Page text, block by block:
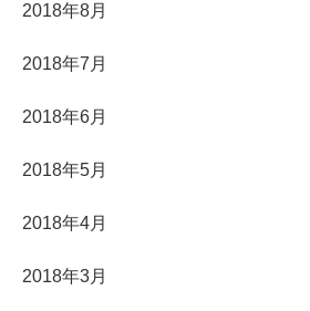
2018年8月
2018年7月
2018年6月
2018年5月
2018年4月
2018年3月